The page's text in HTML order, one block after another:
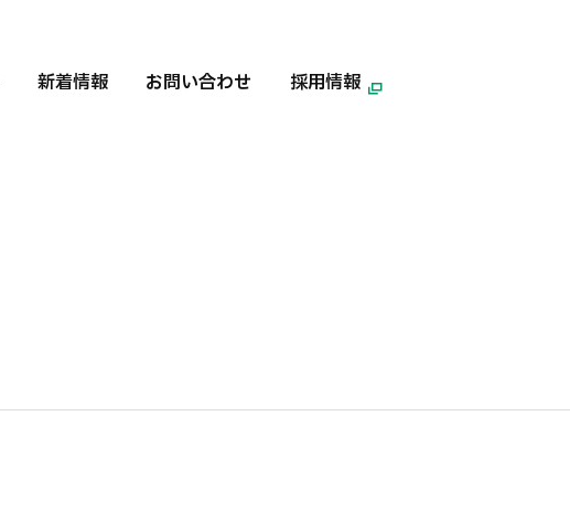
新着情報 お問い合わせ 採用情報